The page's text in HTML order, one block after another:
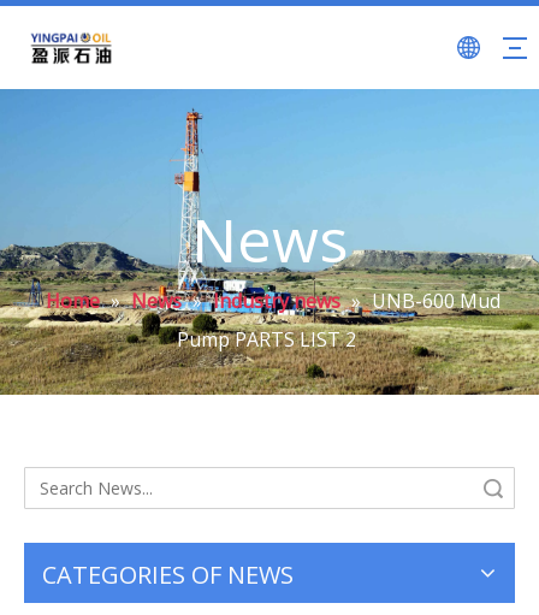
News
Home » News » Industry news » UNB-600 Mud
Pump PARTS LIST 2
CATEGORIES OF NEWS